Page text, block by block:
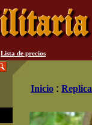
Lista de precios
Inicio :